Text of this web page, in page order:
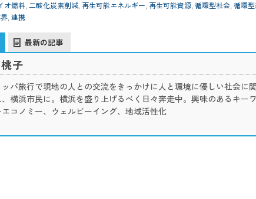
オ燃料, 二酸化炭素削減, 再生可能エネルギー, 再生可能資源, 循環型社会, 循環
, 連携
最新の記事
子
ッパ旅行で現地の人との交流をきっかけに人と環境に優しい社会に
横浜市民に。横浜を盛り上げるべく日々奔走中。興味のあるキー
エコノミー、ウェルビーイング、地域活性化